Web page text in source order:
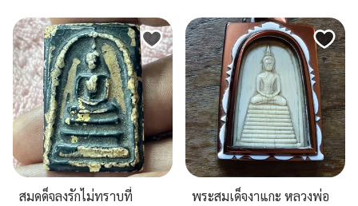
สมดด็จลงรักไม่ทราบที่
พระสมเด็จงาแกะ หลวงพ่อ